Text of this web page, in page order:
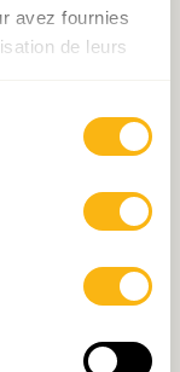
avez fournies
de leurs